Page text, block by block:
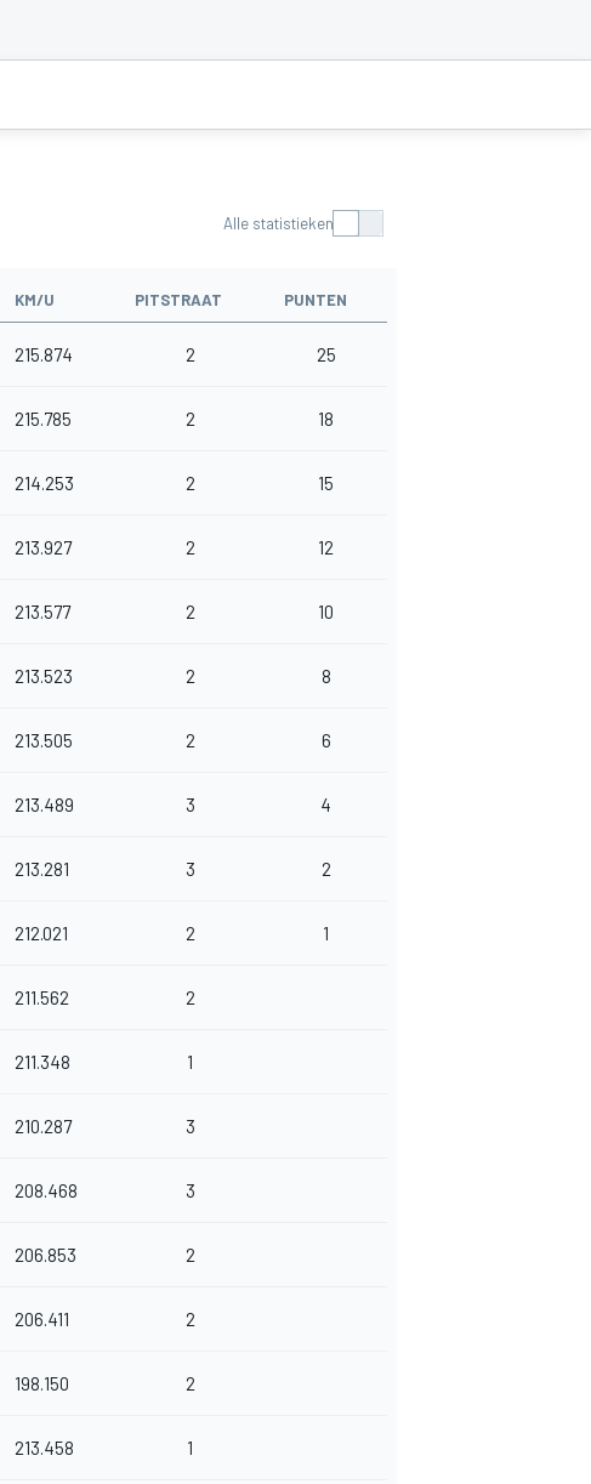
Alle statistieken
KM/U PITSTRAAT PUNTEN
215.874 2 25
215.785 2 18
214.253 2 15
213.927 2 12
213.577 2 10
213.523 2 8
213.505 2 6
213.489 3 4
213.281 3 2
212.021 2 1
211.562 2
211.348 1
210.287 3
208.468 3
206.853 2
206.411 2
198.150 2
213.458 1